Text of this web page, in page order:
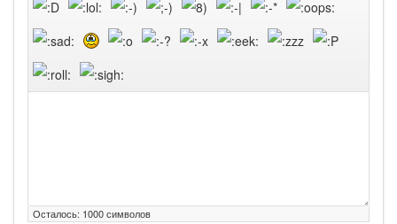
Осталось: 1000символов